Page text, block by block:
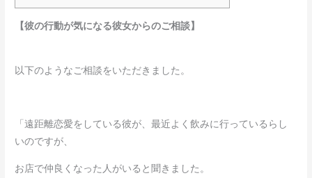
【彼の行動が気になる彼女からのご相談】
以下のようなご相談をいただきました。
「遠距離恋愛をしている彼が、最近よく飲みに行っているらし
いのですが、
お店で仲良くなった人がいると聞きました。